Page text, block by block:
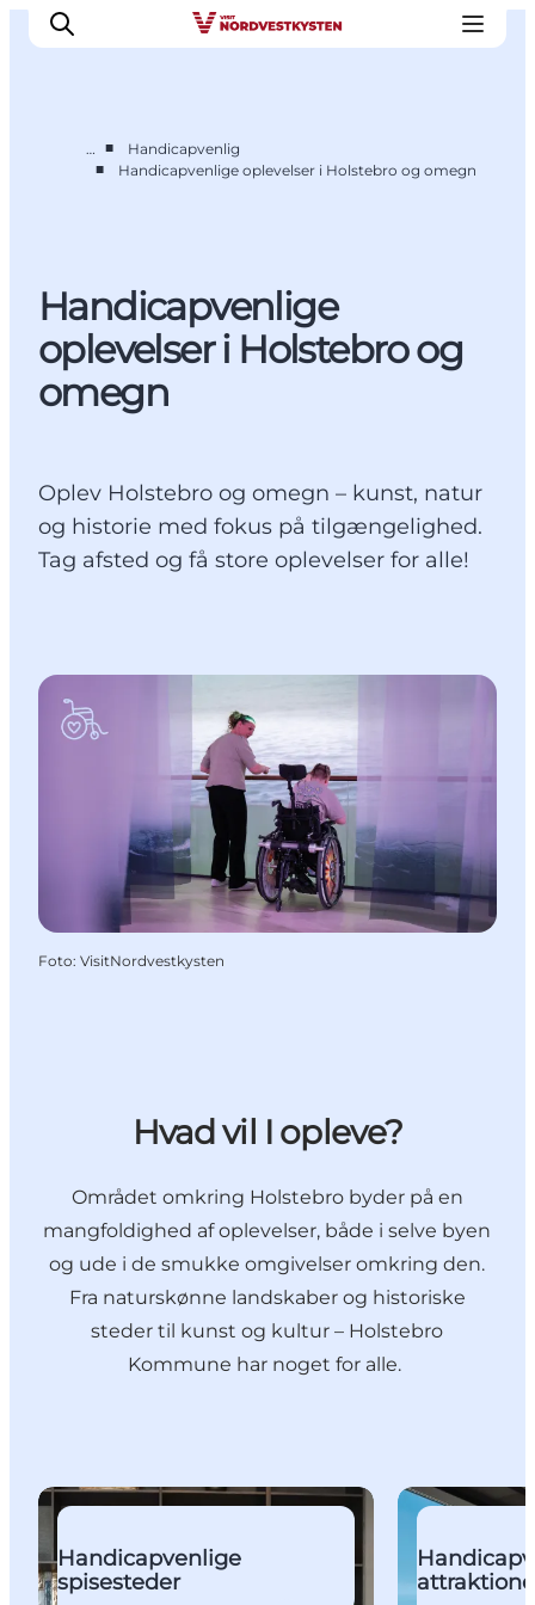
Events
Overnatning
Planlæg din ferie
… ■
Handicapvenlig
■
Handicapvenlige oplevelser i Holstebro og omegn
Handicapvenlige
oplevelser i Holstebro og
omegn
Oplev Holstebro og omegn – kunst, natur
og historie med fokus på tilgængelighed.
Tag afsted og få store oplevelser for alle!
Foto: VisitNordvestkysten
Hvad vil I opleve?
Området omkring Holstebro byder på en
mangfoldighed af oplevelser, både i selve byen
og ude i de smukke omgivelser omkring den.
Fra naturskønne landskaber og historiske
steder til kunst og kultur – Holstebro
Kommune har noget for alle.
Se listen
Handicapvenlige
spisesteder
Se listen